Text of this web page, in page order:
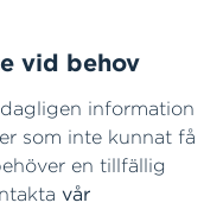
vid behov
information
som inte kunnat få
en tillfällig
vår